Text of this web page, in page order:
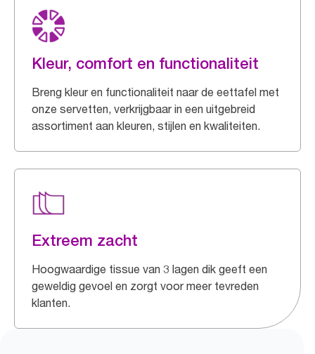
Kleur, comfort en functionaliteit
Breng kleur en functionaliteit naar de eettafel met
onze servetten, verkrijgbaar in een uitgebreid
assortiment aan kleuren, stijlen en kwaliteiten.
Extreem zacht
Hoogwaardige tissue van 3 lagen dik geeft een
geweldig gevoel en zorgt voor meer tevreden
klanten.